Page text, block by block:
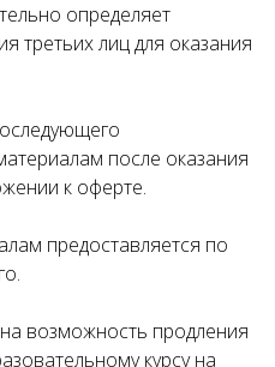
определяет
третьих лиц для оказания
после оказания
к оферте.
предоставляется по
возможность продления
курсу на